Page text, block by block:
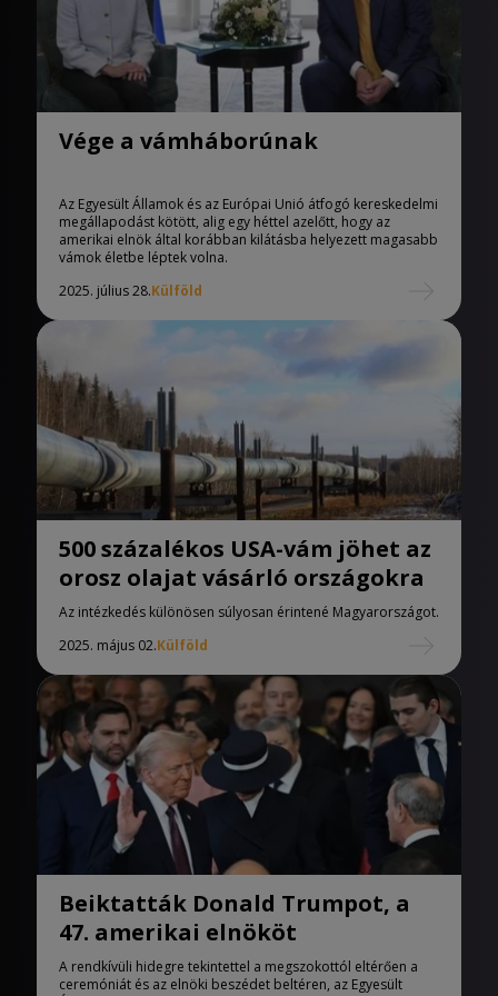
Vége a vámháborúnak
Az Egyesült Államok és az Európai Unió átfogó kereskedelmi
megállapodást kötött, alig egy héttel azelőtt, hogy az
amerikai elnök által korábban kilátásba helyezett magasabb
vámok életbe léptek volna.
2025. július 28.Külföld
500 százalékos USA-vám jöhet az
orosz olajat vásárló országokra
Az intézkedés különösen súlyosan érintené Magyarországot.
2025. május 02.Külföld
Beiktatták Donald Trumpot, a
47. amerikai elnököt
A rendkívüli hidegre tekintettel a megszokottól eltérően a
ceremóniát és az elnöki beszédet beltéren, az Egyesült